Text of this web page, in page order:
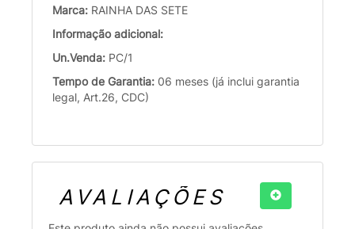
Marca: RAINHA DAS SETE
Informação adicional:
Un.Venda: PC/1
Tempo de Garantia: 06 meses (já inclui garantia
legal, Art.26, CDC)
AVALIAÇÕES